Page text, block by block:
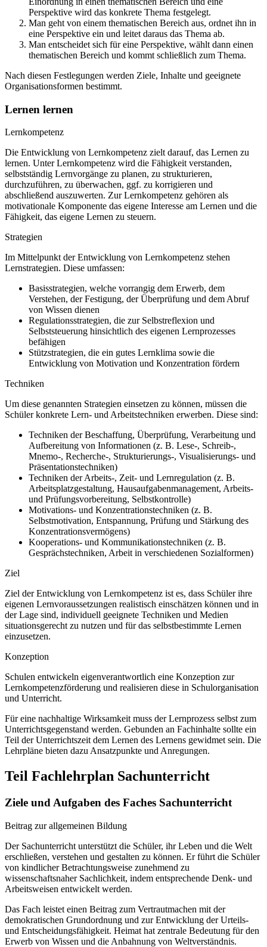
Perspektive wird das konkrete Thema festgelegt.
Man geht von einem thematischen Bereich aus, ordnet ihn in
eine Perspektive ein und leitet daraus das Thema ab.
Man entscheidet sich für eine Perspektive, wählt dann einen
thematischen Bereich und kommt schließlich zum Thema.
Nach diesen Festlegungen werden Ziele, Inhalte und geeignete
Organisationsformen bestimmt.
Lernen lernen
Lernkompetenz
Die Entwicklung von Lernkompetenz zielt darauf, das Lernen zu
lernen. Unter Lernkompetenz wird die Fähigkeit verstanden,
selbstständig Lernvorgänge zu planen, zu strukturieren,
durchzuführen, zu überwachen, ggf. zu korrigieren und
abschließend auszuwerten. Zur Lernkompetenz gehören als
motivationale Komponente das eigene Interesse am Lernen und die
Fähigkeit, das eigene Lernen zu steuern.
Strategien
Im Mittelpunkt der Entwicklung von Lernkompetenz stehen
Lernstrategien. Diese umfassen:
Basisstrategien, welche vorrangig dem Erwerb, dem
Verstehen, der Festigung, der Überprüfung und dem Abruf
von Wissen dienen
Regulationsstrategien, die zur Selbstreflexion und
Selbststeuerung hinsichtlich des eigenen Lernprozesses
befähigen
Stützstrategien, die ein gutes Lernklima sowie die
Entwicklung von Motivation und Konzentration fördern
Techniken
Um diese genannten Strategien einsetzen zu können, müssen die
Schüler konkrete Lern- und Arbeitstechniken erwerben. Diese sind:
Techniken der Beschaffung, Überprüfung, Verarbeitung und
Aufbereitung von Informationen (z. B. Lese-, Schreib-,
Mnemo-, Recherche-, Strukturierungs-, Visualisierungs- und
Präsentationstechniken)
Techniken der Arbeits-, Zeit- und Lernregulation (z. B.
Arbeitsplatzgestaltung, Hausaufgabenmanagement, Arbeits-
und Prüfungsvorbereitung, Selbstkontrolle)
Motivations- und Konzentrationstechniken (z. B.
Selbstmotivation, Entspannung, Prüfung und Stärkung des
Konzentrationsvermögens)
Kooperations- und Kommunikationstechniken (z. B.
Gesprächstechniken, Arbeit in verschiedenen Sozialformen)
Ziel
Ziel der Entwicklung von Lernkompetenz ist es, dass Schüler ihre
eigenen Lernvoraussetzungen realistisch einschätzen können und in
der Lage sind, individuell geeignete Techniken und Medien
situationsgerecht zu nutzen und für das selbstbestimmte Lernen
einzusetzen.
Konzeption
Schulen entwickeln eigenverantwortlich eine Konzeption zur
Lernkompetenzförderung und realisieren diese in Schulorganisation
und Unterricht.
Für eine nachhaltige Wirksamkeit muss der Lernprozess selbst zum
Unterrichtsgegenstand werden. Gebunden an Fachinhalte sollte ein
Teil der Unterrichtszeit dem Lernen des Lernens gewidmet sein. Die
Lehrpläne bieten dazu Ansatzpunkte und Anregungen.
Teil Fachlehrplan Sachunterricht
Ziele und Aufgaben des Faches Sachunterricht
Beitrag zur allgemeinen Bildung
Der Sachunterricht unterstützt die Schüler, ihr Leben und die Welt
erschließen, verstehen und gestalten zu können. Er führt die Schüler
von kindlicher Betrachtungsweise zunehmend zu
wissenschaftsnaher Sachlichkeit, indem entsprechende Denk- und
Arbeitsweisen entwickelt werden.
Das Fach leistet einen Beitrag zum Vertrautmachen mit der
demokratischen Grundordnung und zur Entwicklung der Urteils-
und Entscheidungsfähigkeit. Heimat hat zentrale Bedeutung für den
Erwerb von Wissen und die Anbahnung von Weltverständnis.